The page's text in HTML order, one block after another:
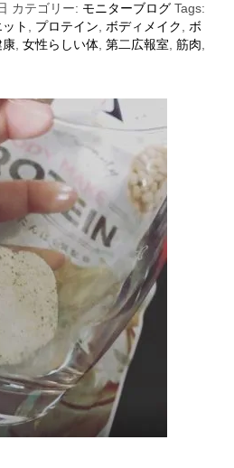
カテゴリー: モニターブログ Tags:
ト プロテイン ボディメイク
ボ
康 女性らしい体 第二広報室 筋肉